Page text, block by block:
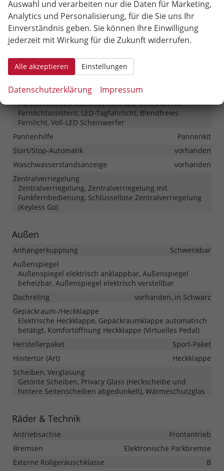
Park Distance Control hinten, Rückfahrkamera, 360°-
Kamera (Surround View), Ausparkassistent
Fahrprofilauswahl
vorhanden
Follow-Me-Home-Funktion
vorhanden
Innenspiegel automatisch abblendend
Lenkung
Lichttechnik
Lichtsensor, Nebelscheinwerfer, Nebelscheinwerfer mit
Kurvenlicht, LED-Rückleuchten, LED-Scheinwerfer,
Fernlichtassistent, LED-Tagfahrlicht, Blendfreies
Fernlicht, Voll-LED Scheinwerfer
Pannenhilfe
Pannenkit
Start/Stop-Automatik
vorhanden
Waschwasserstandsanzeige
vorhanden
Zentralverriegelung
Zentralverriegelung, Zentralverriegelung mit
Funkfernbedienung, Schlüssellose Zentralverriegelung
(Keyless Go)
Außen
Anhängerkupplung
Schwenkbar
Außenspiegel
Außenspiegel elektrisch anklappbar, Außenspiegel
beheizbar, Außenspiegel elektrisch verstellbar
Dachreling
vorhanden, in Schwarz
Gepäckraum-/Heckklappe
Elektrische Heckklappe, Gepäckraumklappe automatisch
betätigt, Komfortöffnung Heckklappe (Virtuelles Pedal)
Herstellerpaket
Sport-Paket
Hintertür (Art)
Heckklappe
Scheiben, Verglasung
Getönte Scheiben, Privacy Glass (Heckscheibe und
hintere Seitenscheiben abgedunkelt), Wärmeschutzglas
Räder & Technik
Antriebsachse
Frontantrieb
Bremsen
Elektronische Parkbremse
Externe Rollgeräuschklasse
B
Auswahl und verarbeiten nur die Daten für Marketing,
Analytics und Personalisierung, für die Sie uns Ihr
Einverständnis geben. Sie können Ihre Einwilligung
jederzeit mit Wirkung für die Zukunft widerrufen.
Alle akzeptieren Einstellungen
Datenschutzerklärung Impressum